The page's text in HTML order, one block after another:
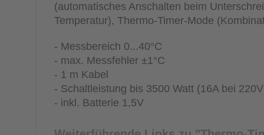
(automatisches Anschalten beim
Temperatur), Thermo-Timer-Mode
- Messbereich 0...40°C
- max. Messfehler ±1°C
- 1 m Kabel
- Schaltleistung bis 3500 Watt (16A bei
- inkl. Batterie 1,5V